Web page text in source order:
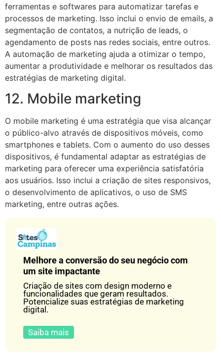
ferramentas e softwares para automatizar tarefas e
processos de marketing. Isso inclui o envio de emails, a
segmentação de contatos, a nutrição de leads, o
agendamento de posts nas redes sociais, entre outros.
A automação de marketing ajuda a otimizar o tempo,
aumentar a produtividade e melhorar os resultados das
estratégias de marketing digital.
12. Mobile marketing
O mobile marketing é uma estratégia que visa alcançar
o público-alvo através de dispositivos móveis, como
smartphones e tablets. Com o aumento do uso desses
dispositivos, é fundamental adaptar as estratégias de
marketing para oferecer uma experiência satisfatória
aos usuários. Isso inclui a criação de sites responsivos,
o desenvolvimento de aplicativos, o uso de SMS
marketing, entre outras ações.
Melhore a conversão do seu negócio com
um site impactante
Criação de sites com design moderno e
funcionalidades que geram resultados.
Potencialize suas estratégias de marketing
digital.
Saiba mais